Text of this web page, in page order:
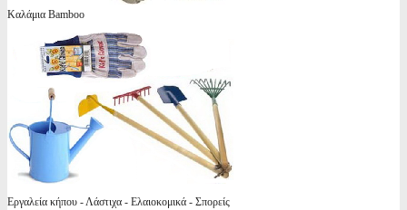
Καλάμια Bamboo
Εργαλεία κήπου - Λάστιχα - Ελαιοκομικά - Σπορείς